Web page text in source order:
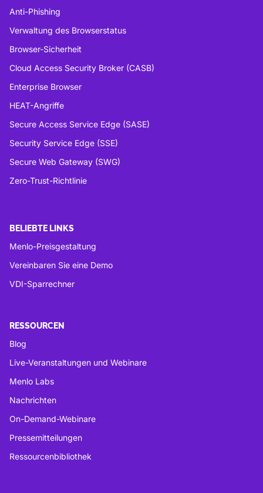
Anti-Phishing
Verwaltung des Browserstatus
Browser-Sicherheit
Cloud Access Security Broker (CASB)
Enterprise Browser
HEAT-Angriffe
Secure Access Service Edge (SASE)
Security Service Edge (SSE)
Secure Web Gateway (SWG)
Zero-Trust-Richtlinie
BELIEBTE LINKS
Menlo-Preisgestaltung
Vereinbaren Sie eine Demo
VDI-Sparrechner
RESSOURCEN
Blog
Live-Veranstaltungen und Webinare
Menlo Labs
Nachrichten
On-Demand-Webinare
Pressemitteilungen
Ressourcenbibliothek